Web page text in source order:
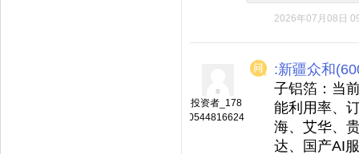
2026年07月08日
投资者_178
0544816624
:新疆众和
子铝箔：当
能利用率、
海、艾华、
达、国产AI